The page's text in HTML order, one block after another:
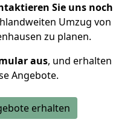
Sie uns noch
Umzug von
zu planen.
aus, und erhalten
Angebote.
erhalten